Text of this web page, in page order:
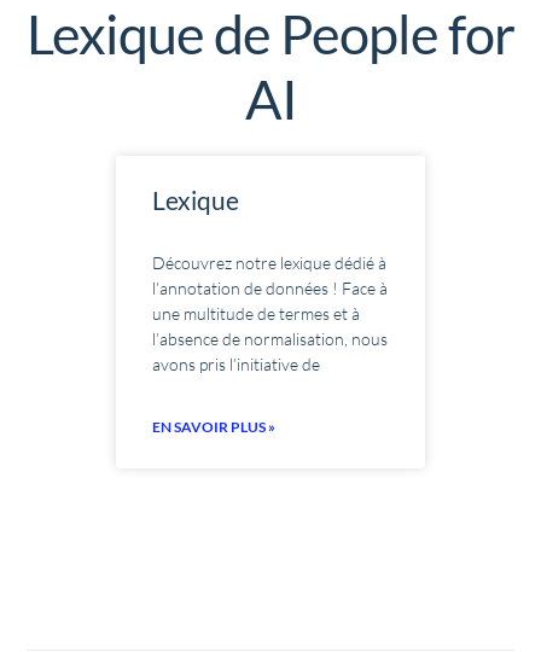
Lexique de People for
AI
Lexique
Découvrez notre lexique dédié à
l’annotation de données ! Face à
une multitude de termes et à
l’absence de normalisation, nous
avons pris l’initiative de
EN SAVOIR PLUS »